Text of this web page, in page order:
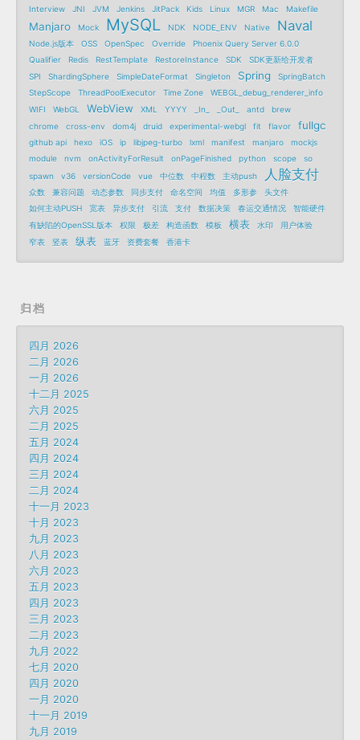
Interview
JNI JVM Jenkins JitPack Kids Linux MGR Mac Makefile
Manjaro Mock MySQL NDK NODE_ENV Native Naval
Node.js版本 OSS OpenSpec Override
Phoenix Query Server 6.0.0
Qualifier
Redis RestTemplate RestoreInstance SDK
SDK更新给开发者
SPI
ShardingSphere SimpleDateFormat Singleton Spring
SpringBatch
StepScope
ThreadPoolExecutor Time Zone
WEBGL_debug_renderer_info
WIFI
WebGL WebView XML YYYY _In_ _Out_ antd
brew
chrome
cross-env dom4j druid experimental-webgl fit flavor fullgc
github api hexo iOS ip libjpeg-turbo lxml manifest manjaro
mockjs
module
nvm onActivityForResult onPageFinished python scope
so
spawn
v36 versionCode vue 中位数 中程数 主动push 人脸支付
众数 兼容问题 动态参数 同步支付 命名空间 均值 多形参
头文件
如何主动PUSH
宽表 异步支付 引流 支付 数据决策 春运交通情况
智能硬件
有缺陷的OpenSSL版本
权限 极差 构造函数 模板 横表 水印
用户体验
窄表
竖表 纵表 蓝牙 资费套餐 香港卡
归档
四月 2026
二月 2026
一月 2026
十二月 2025
六月 2025
二月 2025
五月 2024
四月 2024
三月 2024
二月 2024
十一月 2023
十月 2023
九月 2023
八月 2023
六月 2023
五月 2023
四月 2023
三月 2023
二月 2023
九月 2022
七月 2020
四月 2020
一月 2020
十一月 2019
九月 2019